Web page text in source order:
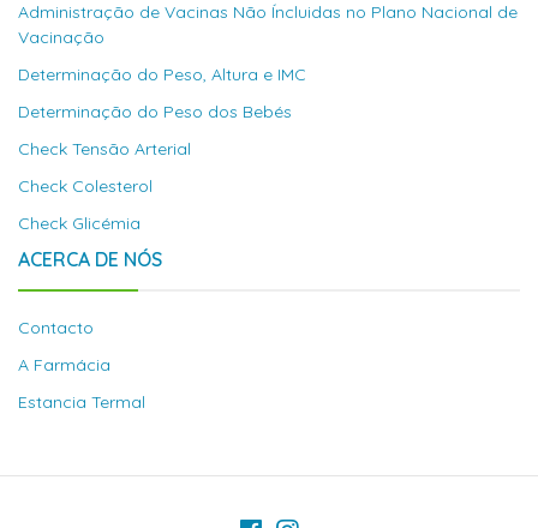
Administração de Vacinas Não Íncluidas no Plano Nacional de
Vacinação
Determinação do Peso, Altura e IMC
Determinação do Peso dos Bebés
Check Tensão Arterial
Check Colesterol
Check Glicémia
ACERCA DE NÓS
Contacto
A Farmácia
Estancia Termal